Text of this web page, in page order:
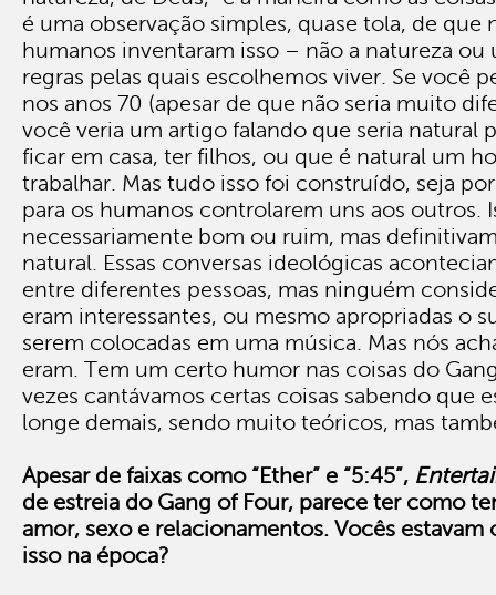
é uma observação simples, quase tola, de que
humanos inventaram isso – não a natureza ou
regras pelas quais escolhemos viver. Se você
nos anos 70 (apesar de que não seria muito
você veria um artigo falando que seria natural
ficar em casa, ter filhos, ou que é natural um
trabalhar. Mas tudo isso foi construído, seja
para os humanos controlarem uns aos outros.
necessariamente bom ou ruim, mas
natural. Essas conversas ideológicas
entre diferentes pessoas, mas ninguém
eram interessantes, ou mesmo apropriadas o
serem colocadas em uma música. Mas nós
eram. Tem um certo humor nas coisas do
vezes cantávamos certas coisas sabendo que
longe demais, sendo muito teóricos, mas
Apesar de faixas como “Ether” e “5:45”,
de estreia do Gang of Four, parece ter como
amor, sexo e relacionamentos. Vocês estavam
isso na época?